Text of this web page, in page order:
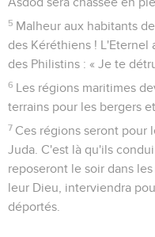
5 Malheur aux habitants
des Kéréthiens ! L'Eternel
des Philistins : « Je te
6 Les régions maritimes
terrains pour les bergers
7 Ces régions seront pour
Juda. C'est là qu'ils
reposeront le soir dans
leur Dieu, interviendra
déportés.